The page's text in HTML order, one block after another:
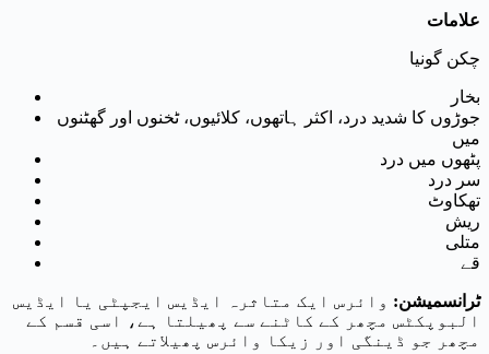
علامات
چکن گونیا
بخار
جوڑوں کا شدید درد، اکثر ہاتھوں، کلائیوں، ٹخنوں اور گھٹنوں
میں
پٹھوں میں درد
سر درد
تھکاوٹ
ریش
متلی
قے
ٹرانسمیشن: وائرس ایک متاثرہ ایڈیس ایجپٹی یا ایڈیس
البوپکٹس مچھر کے کاٹنے سے پھیلتا ہے، اسی قسم کے
مچھر جو ڈینگی اور زیکا وائرس پھیلاتے ہیں۔